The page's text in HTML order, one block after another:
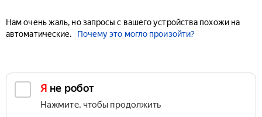
Нам очень жаль, но запросы с вашего устройства похожи на
автоматические.
Почему это могло произойти?
Я не робот
Нажмите, чтобы продолжить